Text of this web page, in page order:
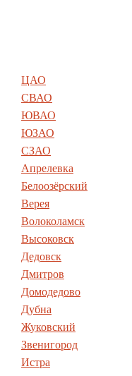
ЦАО
СВАО
ЮВАО
ЮЗАО
СЗАО
Апрелевка
Белоозёрский
Верея
Волоколамск
Высоковск
Дедовск
Дмитров
Домодедово
Дубна
Жуковский
Звенигород
Истра